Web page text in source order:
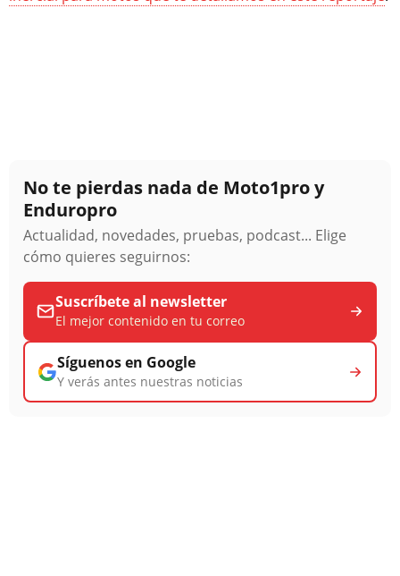
No te pierdas nada de Moto1pro y
Enduropro
Actualidad, novedades, pruebas, podcast... Elige
cómo quieres seguirnos:
Suscríbete al newsletter
El mejor contenido en tu correo
Síguenos en Google
Y verás antes nuestras noticias